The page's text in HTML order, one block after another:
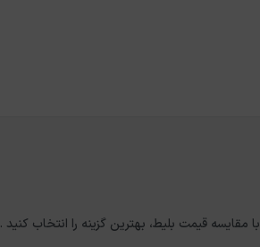
با مقایسه قیمت بلیط، بهترین گزینه را انتخاب کنید .